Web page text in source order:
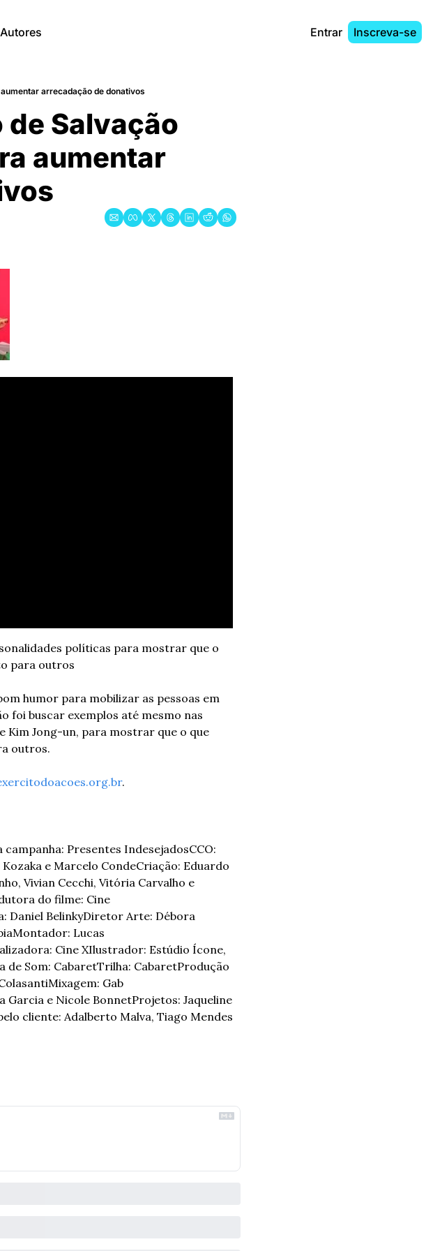
Autores Entrar Inscreva-se
arrecadação de donativos
de Salvação
aumentar
políticas para mostrar que o
para outros
humor para mobilizar as pessoas em
foi buscar exemplos até mesmo nas
Jong-un, para mostrar que o que
outros.
.
campanha: Presentes IndesejadosCCO:
e Marcelo CondeCriação: Eduardo
Vivian Cecchi, Vitória Carvalho e
do filme: Cine
Daniel BelinkyDiretor Arte: Débora
Montador: Lucas
Cine XIlustrador: Estúdio Ícone,
de Som: CabaretTrilha: CabaretProdução
Mixagem: Gab
Garcia e Nicole BonnetProjetos: Jaqueline
cliente: Adalberto Malva, Tiago Mendes